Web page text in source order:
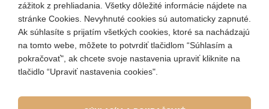
Informácie
Kontakt
Sociálne siete
zážitok z prehliadania. Všetky dôležité informácie nájdete na
stránke Cookies. Nevyhnuté cookies sú automaticky zapnuté.
Ak súhlasíte s prijatím všetkých cookies, ktoré sa nachádzajú
na tomto webe, môžete to potvrdiť tlačidlom “Súhlasím a
pokračovať", ak chcete svoje nastavenia upraviť kliknite na
tlačidlo “Upraviť nastavenia cookies".